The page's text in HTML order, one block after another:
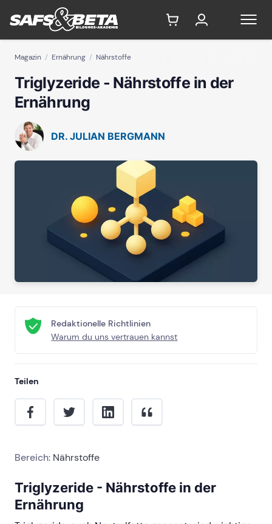
Magazin Ernährung Nährstoffe
Triglyzeride - Nährstoffe in der
Ernährung
DR. JULIAN BERGMANN
Redaktionelle Richtlinien
Warum du uns vertrauen kannst
Teilen
Bereich: Nährstoffe
Triglyzeride - Nährstoffe in der
Ernährung